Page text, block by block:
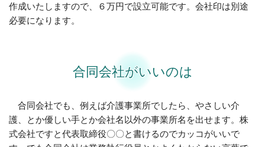
作成いたしますので、６万円で設立可能です。会社印は別途
必要になります。
合同会社がいいのは
合同会社でも、例えば介護事業所でしたら、やさしい介
護、とか優しい手とか会社名以外の事業所名を出せます。株
式会社ですと代表取締役〇〇と書けるのでカッコがいいで